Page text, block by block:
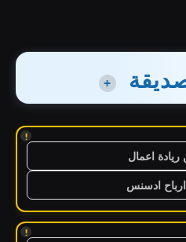
+
!
ريادة اعمال
ادسنس
!